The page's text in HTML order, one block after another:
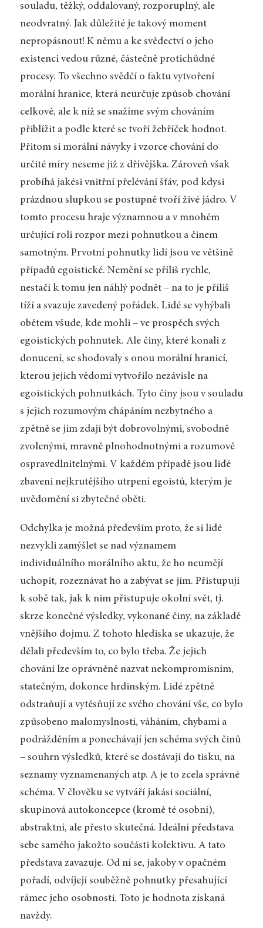
souladu, těžký, oddalovaný, rozporuplný, ale
neodvratný. Jak důležité je takový moment
nepropásnout! K němu a ke svědectví o jeho
existenci vedou různé, částečně protichůdné
procesy. To všechno svědčí o faktu vytvoření
morální hranice, která neurčuje způsob chování
celkově, ale k níž se snažíme svým chováním
přiblížit a podle které se tvoří žebříček hodnot.
Přitom si morální návyky i vzorce chování do
určité míry neseme již z dřívějška. Zároveň však
probíhá jakési vnitřní přelévání šťáv, pod kdysi
prázdnou slupkou se postupně tvoří živé jádro. V
tomto procesu hraje významnou a v mnohém
určující roli rozpor mezi pohnutkou a činem
samotným. Prvotní pohnutky lidí jsou ve většině
případů egoistické. Nemění se příliš rychle,
nestačí k tomu jen náhlý podnět – na to je příliš
tíží a svazuje zavedený pořádek. Lidé se vyhýbali
obětem všude, kde mohli – ve prospěch svých
egoistických pohnutek. Ale činy, které konali z
donucení, se shodovaly s onou morální hranicí,
kterou jejich vědomí vytvořilo nezávisle na
egoistických pohnutkách. Tyto činy jsou v souladu
s jejich rozumovým chápáním nezbytného a
zpětně se jim zdají být dobrovolnými, svobodně
zvolenými, mravně plnohodnotnými a rozumově
ospravedlnitelnými. V každém případě jsou lidé
zbaveni nejkrutějšího utrpení egoistů, kterým je
uvědomění si zbytečné oběti.
Odchylka je možná především proto, že si lidé
nezvykli zamýšlet se nad významem
individuálního morálního aktu, že ho neumějí
uchopit, rozeznávat ho a zabývat se jím. Přistupují
k sobě tak, jak k nim přistupuje okolní svět, tj.
skrze konečné výsledky, vykonané činy, na základě
vnějšího dojmu. Z tohoto hlediska se ukazuje, že
dělali především to, co bylo třeba. Že jejich
chování lze oprávněně nazvat nekompromisním,
statečným, dokonce hrdinským. Lidé zpětně
odstraňují a vytěsňují ze svého chování vše, co bylo
způsobeno malomyslností, váháním, chybami a
podrážděním a ponechávají jen schéma svých činů
– souhrn výsledků, které se dostávají do tisku, na
seznamy vyznamenaných atp. A je to zcela správné
schéma. V člověku se vytváří jakási sociální,
skupinová autokoncepce (kromě té osobní),
abstraktní, ale přesto skutečná. Ideální představa
sebe samého jakožto součásti kolektivu. A tato
představa zavazuje. Od ní se, jakoby v opačném
pořadí, odvíjejí souběžně pohnutky přesahující
rámec jeho osobnosti. Toto je hodnota získaná
navždy.